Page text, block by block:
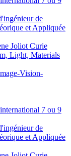
de
et Appliquée
Joliot Curie
Light, Materials
Vision-
7 ou 9
de
et Appliquée